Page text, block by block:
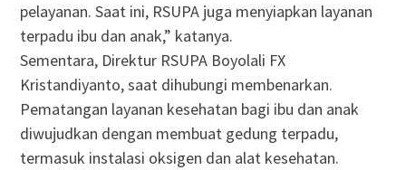
pelayanan. Saat ini, RSUPA juga menyiapkan layanan
terpadu ibu dan anak,” katanya.
Sementara, Direktur RSUPA Boyolali FX
Kristandiyanto, saat dihubungi membenarkan.
Pematangan layanan kesehatan bagi ibu dan anak
diwujudkan dengan membuat gedung terpadu,
termasuk instalasi oksigen dan alat kesehatan.